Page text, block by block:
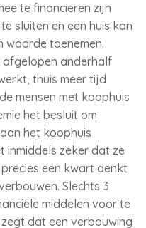
te financieren zijn
sluiten en een huis kan
waarde toenemen.
afgelopen anderhalf
thuis meer tijd
mensen met koophuis
het besluit om
het koophuis
inmiddels zeker dat ze
een kwart denkt
Slechts 3
middelen voor te
dat een verbouwing